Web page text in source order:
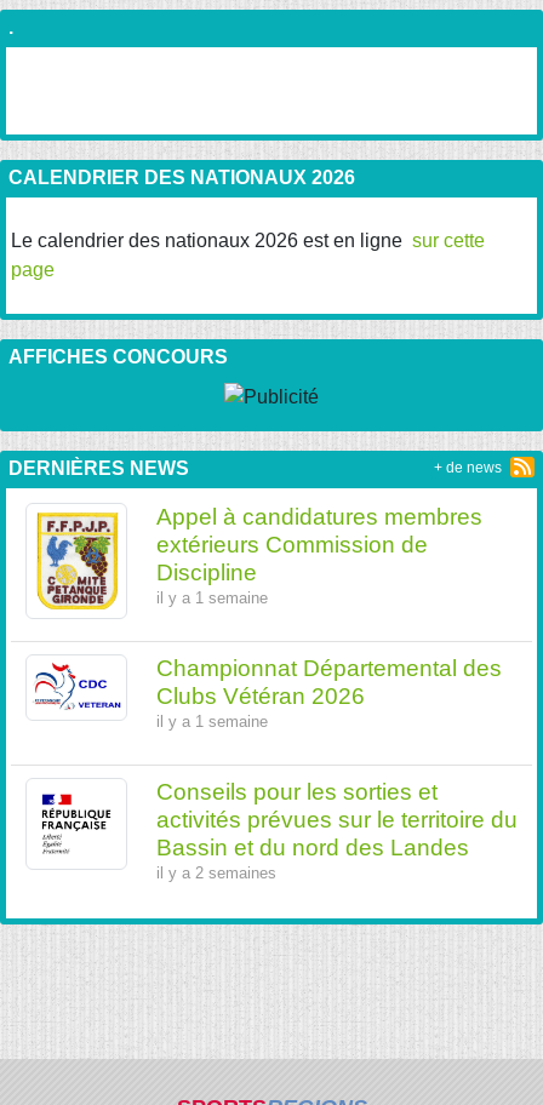
.
CALENDRIER DES NATIONAUX 2026
Le calendrier des nationaux 2026 est en ligne sur cette
page
AFFICHES CONCOURS
DERNIÈRES NEWS
Appel à candidatures membres
extérieurs Commission de
Discipline
il y a 1 semaine
Championnat Départemental des
Clubs Vétéran 2026
il y a 1 semaine
Conseils pour les sorties et
activités prévues sur le territoire du
Bassin et du nord des Landes
il y a 2 semaines
+ de news